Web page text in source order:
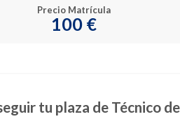
Precio Matrícula
100 €
tu plaza de Técnico